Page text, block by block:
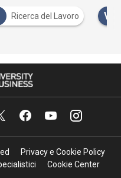
Ricerca del Lavoro V
Privacy e Cookie Policy
Cookie Center